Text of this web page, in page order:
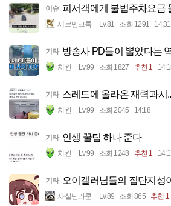
이슈 피서객에게 불법주차요금
제르만크록 Lv.81 조회 1291 14:31
기타 방송사 PD들이 뽑았다는
치킨 Lv.99 조회 1827 추천 1
기타 스레드에 올라온 재력과시
치킨 Lv.99 조회 2045 14:18
기타 인생 꿀팁 하나 준다
치킨 Lv.99 조회 1248 추천 1
기타 오이갤러님들의 집단지성
사실난라쿤 Lv.89 조회 865 추천 1